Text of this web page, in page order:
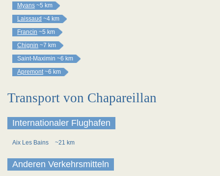
Myans ~5 km
Laissaud ~4 km
Francin ~5 km
Chignin ~7 km
Saint-Maximin ~6 km
Apremont ~6 km
Transport von Chapareillan
Internationaler Flughafen
Aix Les Bains ~21 km
Anderen Verkehrsmitteln